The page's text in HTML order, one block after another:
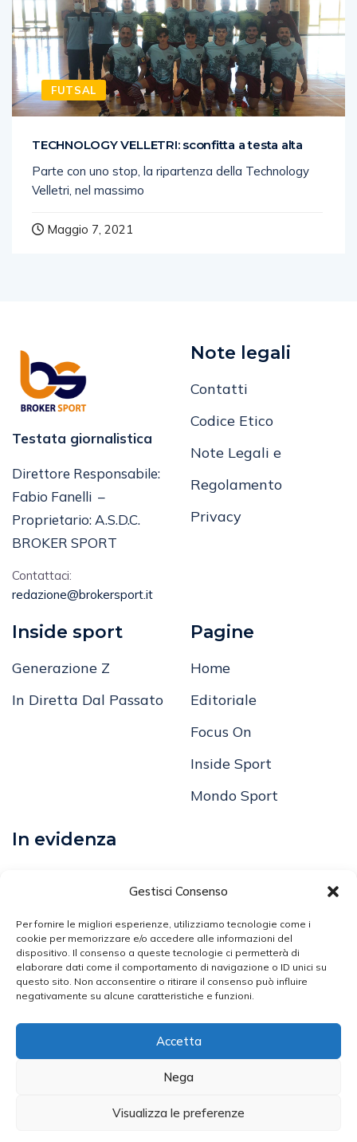
Gestisci Consenso
Per fornire le migliori esperienze, utilizziamo tecnologie come i
cookie per memorizzare e/o accedere alle informazioni del
dispositivo. Il consenso a queste tecnologie ci permetterà di
elaborare dati come il comportamento di navigazione o ID unici su
questo sito. Non acconsentire o ritirare il consenso può influire
negativamente su alcune caratteristiche e funzioni.
Accetta
Nega
Visualizza le preferenze
FUTSAL
TECHNOLOGY VELLETRI: sconfitta a testa alta
Parte con uno stop, la ripartenza della Technology
Velletri, nel massimo
Maggio 7, 2021
Testata giornalistica
Direttore Responsabile:
Fabio Fanelli –
Proprietario: A.S.D.C.
BROKER SPORT
Contattaci:
redazione@brokersport.it
Note legali
Contatti
Codice Etico
Note Legali e
Regolamento
Privacy
Inside sport
Generazione Z
In Diretta Dal Passato
Pagine
Home
Editoriale
Focus On
Inside Sport
Mondo Sport
In evidenza
Volley
Arti Marziali
Atletica Leggera
Iscritta Presso Il Registro Della Stampa Del Tribunale Di